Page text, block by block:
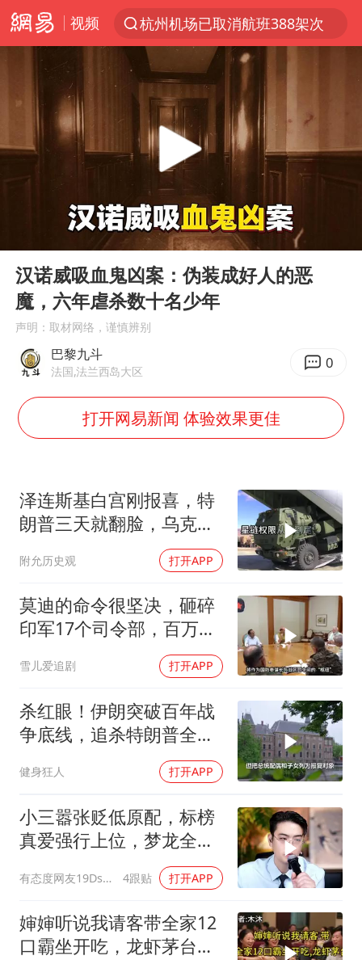
视频
杭州机场已取消航班388架次
《披荆斩棘2026》阵容官宣
中国籍豪华游艇富商之子在泰国被杀
白海豚北上或致京津冀暴雨
美将每月供乌爱国者拦截导弹
《龙餐馆》 冲奖
新疆一婚礼线上邀请引热议
香港刷新1884年以来最高气温纪录
国足U17与阿森纳决赛取消 并列冠军
构建更高水平的全民健身公共服务体系
景区回应“麦积山石窟看完需2000元”
曹颖儿子首次演长剧
以军士兵把枪口对准中国记者
Play
22:31
汉诺威吸血鬼凶案：伪装成好人的恶
魔，六年虐杀数十名少年
声明：取材网络，谨慎辨别
巴黎九斗
法国,法兰西岛大区 0
打开网易新闻 体验效果更佳
泽连斯基白宫刚报喜，特
朗普三天就翻脸，乌克兰
附允历史观 打开APP
莫迪的命令很坚决，砸碎
印军17个司令部，百万印
雪儿爱追剧 打开APP
杀红眼！伊朗突破百年战
争底线，追杀特朗普全
家，血债必须血偿？
健身狂人 打开APP
小三嚣张贬低原配，标榜
真爱强行上位，梦龙全程
有态度网友19Dsym 4跟贴 打开APP
婶婶听说我请客带全家12
口霸坐开吃，龙虾茅台点